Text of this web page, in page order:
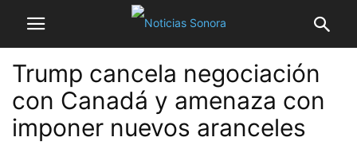
Trump cancela negociación
con Canadá y amenaza con
imponer nuevos aranceles